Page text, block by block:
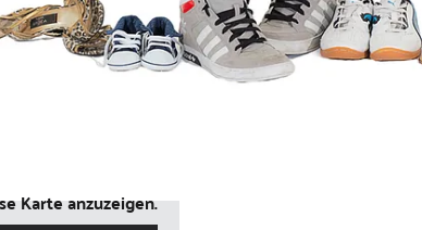
Karte anzuzeigen.